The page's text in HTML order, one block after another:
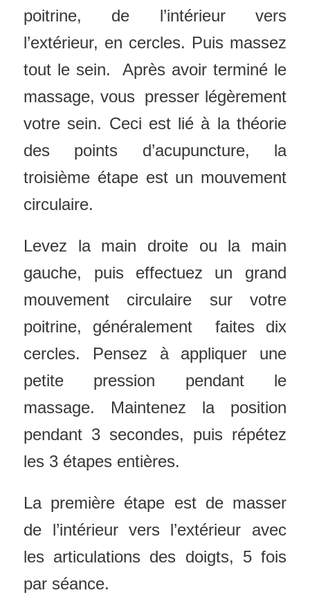
poitrine, de l’intérieur vers
l’extérieur, en cercles. Puis massez
tout le sein. Après avoir terminé le
massage, vous presser légèrement
votre sein. Ceci est lié à la théorie
des points d’acupuncture, la
troisième étape est un mouvement
circulaire.
Levez la main droite ou la main
gauche, puis effectuez un grand
mouvement circulaire sur votre
poitrine, généralement faites dix
cercles. Pensez à appliquer une
petite pression pendant le
massage. Maintenez la position
pendant 3 secondes, puis répétez
les 3 étapes entières.
La première étape est de masser
de l’intérieur vers l’extérieur avec
les articulations des doigts, 5 fois
par séance.